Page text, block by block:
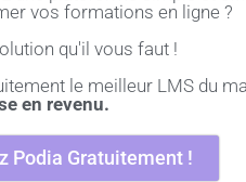
vos formations en ligne ?
qu'il vous faut !
le meilleur LMS du
en revenu.
Podia Gratuitement !